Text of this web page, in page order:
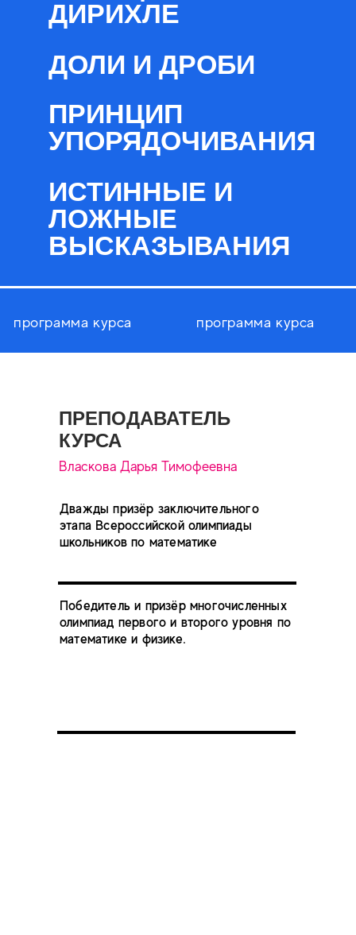
программа курса программа курса
ДИРИХЛЕ
ДОЛИ И ДРОБИ
ПРИНЦИП
УПОРЯДОЧИВАНИЯ
ИСТИННЫЕ И
ЛОЖНЫЕ
ВЫСКАЗЫВАНИЯ
ПРЕПОДАВАТЕЛЬ
КУРСА
Дважды призёр заключительного
этапа Всероссийской олимпиады
школьников по математике
Победитель и призёр многочисленных
олимпиад первого и второго уровня по
математике и физике.
Власкова Дарья Тимофеевна